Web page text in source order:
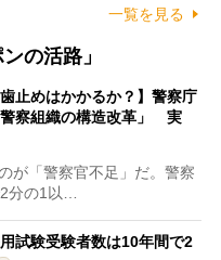
一覧を見る
の活路」
止めはかかるか？】警察庁
察組織の構造改革」 実
が「警察官不足」だ。警察
分の1以…
試験受験者数は10年間で2